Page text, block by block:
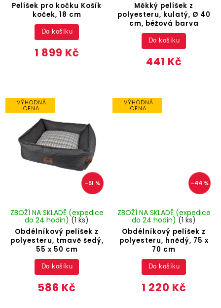
Pelíšek pro kočku Košík
koček, 18 cm
1 899 Kč
Do košíku
Měkký pelíšek z
polyesteru, kulatý, Ø 40
cm, béžová barva
441 Kč
Do košíku
VÝHODNÁ
CENA
–51 %
Obdélníkový pelíšek z
polyesteru, tmavě šedý,
55 x 50 cm
ZBOŽÍ NA SKLADĚ (expedice
do 24 hodin)(1 ks)
586 Kč
Do košíku
VÝHODNÁ
CENA
–44 %
Obdélníkový pelíšek z
polyesteru, hnědý, 75 x
70 cm
ZBOŽÍ NA SKLADĚ (expedice
do 24 hodin)(1 ks)
1 220 Kč
Do košíku